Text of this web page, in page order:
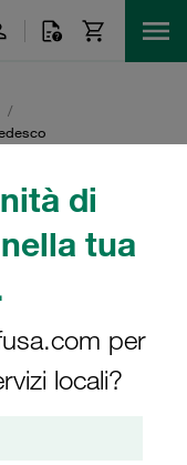
di
tua
per
locali?
/
2021